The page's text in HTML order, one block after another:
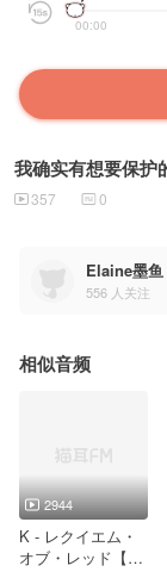
00:00
我确实有想要保护
357 0
Elaine墨鱼
556 人关注
相似音频
2944
K - レクイエム・
オブ・レッド【铃